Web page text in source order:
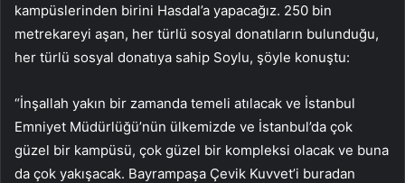
kampüslerinden birini Hasdal’a yapacağız. 250 bin
metrekareyi aşan, her türlü sosyal donatıların bulunduğu,
her türlü sosyal donatıya sahip Soylu, şöyle konuştu:
“İnşallah yakın bir zamanda temeli atılacak ve İstanbul
Emniyet Müdürlüğü’nün ülkemizde ve İstanbul’da çok
güzel bir kampüsü, çok güzel bir kompleksi olacak ve buna
da çok yakışacak. Bayrampaşa Çevik Kuvvet’i buradan